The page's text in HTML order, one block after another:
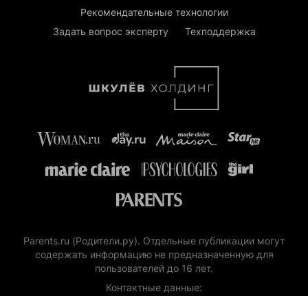
Рекомендательные технологии
Задать вопрос эксперту
Техподдержка
Parents.ru (Родители.ру). Отдельные публикации могут
содержать информацию не предназначенную для
пользователей до 16 лет.
Контактные данные: